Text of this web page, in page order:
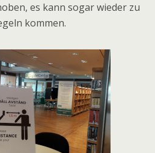
es kann sogar wieder zu
kommen.